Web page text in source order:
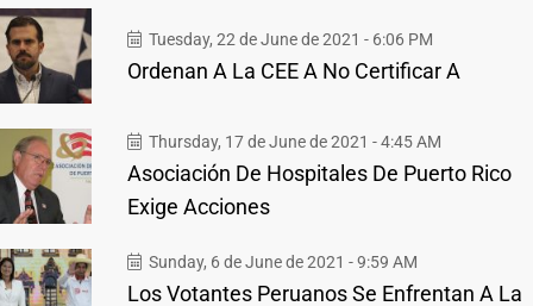
Tuesday, 22 de June de 2021 - 6:06 PM
Ordenan A La CEE A No Certificar A
Thursday, 17 de June de 2021 - 4:45 AM
Asociación De Hospitales De Puerto Rico
Exige Acciones
Sunday, 6 de June de 2021 - 9:59 AM
Los Votantes Peruanos Se Enfrentan A La